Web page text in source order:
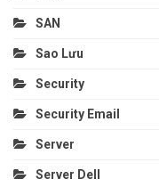
SAN
Sao Lưu
Security
Security Email
Server
Server Dell